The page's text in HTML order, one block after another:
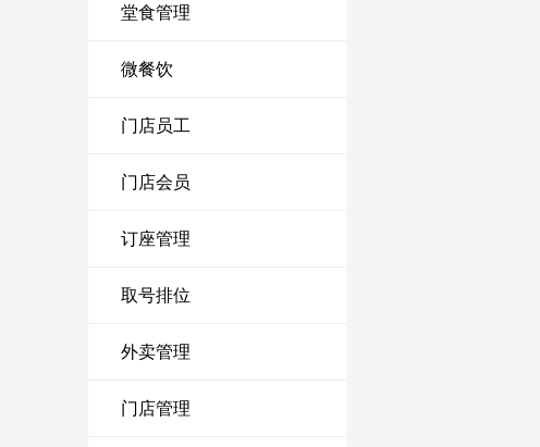
堂食管理
微餐饮
门店员工
门店会员
订座管理
取号排位
外卖管理
门店管理